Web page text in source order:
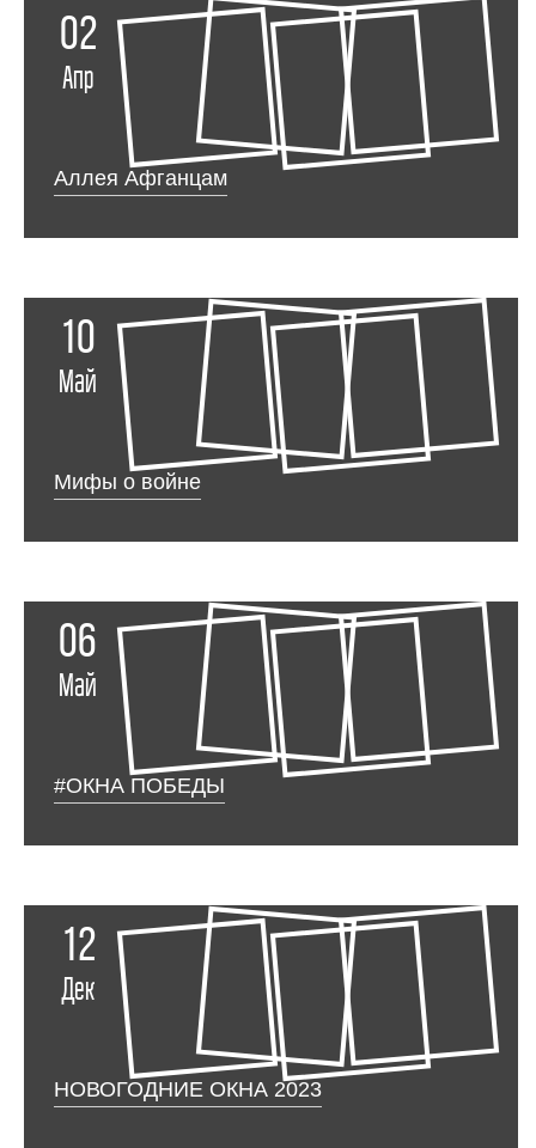
02
Апр
Аллея Афганцам
10
Май
Мифы о войне
06
Май
#ОКНА ПОБЕДЫ
12
Дек
НОВОГОДНИЕ ОКНА 2023